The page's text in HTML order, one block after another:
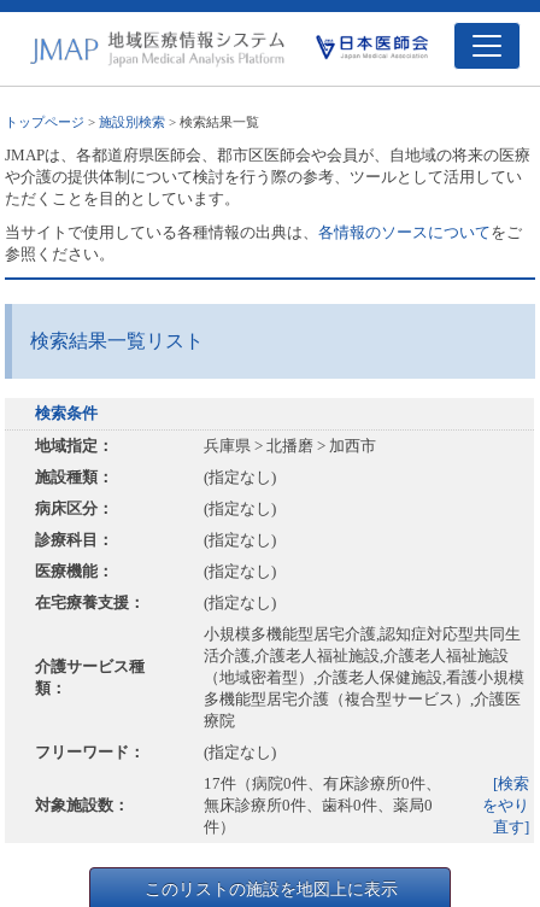
トップページ >施設別検索 > 検索結果一覧
JMAPは、各都道府県医師会、郡市区医師会や会員が、自地域の将来の医療
や介護の提供体制について検討を行う際の参考、ツールとして活用してい
ただくことを目的としています。
当サイトで使用している各種情報の出典は、各情報のソースについてをご
参照ください。
検索結果一覧リスト
検索条件
地域指定：
兵庫県 > 北播磨 > 加西市
施設種類：
(指定なし)
病床区分：
(指定なし)
診療科目：
(指定なし)
医療機能：
(指定なし)
在宅療養支援：
(指定なし)
介護サービス種
類：
小規模多機能型居宅介護,認知症対応型共同生
活介護,介護老人福祉施設,介護老人福祉施設
（地域密着型）,介護老人保健施設,看護小規模
多機能型居宅介護（複合型サービス）,介護医
療院
フリーワード：
(指定なし)
対象施設数：
17件（病院0件、有床診療所0件、
無床診療所0件、歯科0件、薬局0
件）
[検索
をやり
直す]
このリストの施設を地図上に表示